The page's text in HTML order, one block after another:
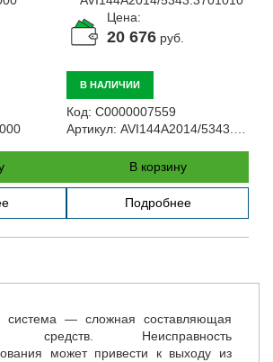
Цена:
20 676 руб.
В НАЛИЧИИ
Код: С0000007559
Артикул: AVI144A2014/5343.3701010
В корзину
Подробнее
система — сложная составляющая
средств. Неисправность
может привести к выходу из